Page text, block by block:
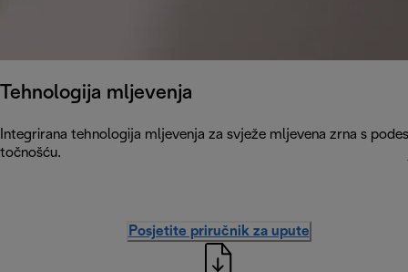
Tehnologija mljevenja
Integrirana tehnologija mljevenja za svježe mljevena zrna s
točnošću.
Posjetite priručnik za upute